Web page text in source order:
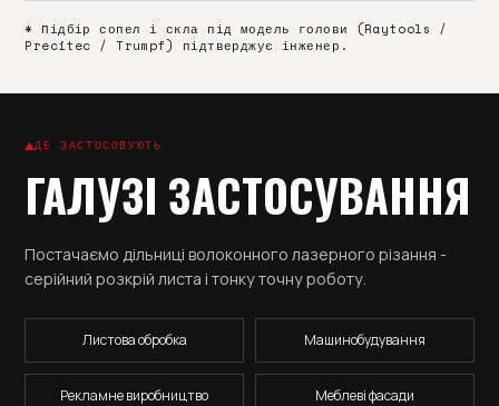
* Підбір сопел і скла під модель голови (Raytools /
Precitec / Trumpf) підтверджує інженер.
ДЕ ЗАСТОСОВУЮТЬ
ГАЛУЗІ ЗАСТОСУВАННЯ
Постачаємо дільниці волоконного лазерного різання -
серійний розкрій листа і тонку точну роботу.
Листова обробка Машинобудування
Рекламне виробництво Меблеві фасади